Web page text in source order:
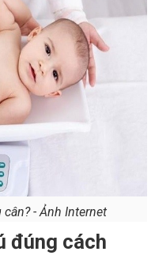
- Ảnh Internet
đúng cách